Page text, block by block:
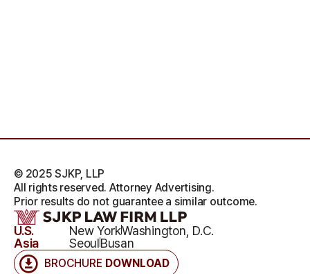
BROCHURE DOWNLOAD
U.S. New YorkWashington, D.C.
Asia
SeoulBusan
© 2025 SJKP, LLP
All rights reserved. Attorney Advertising.
Prior results do not guarantee a similar outcome.